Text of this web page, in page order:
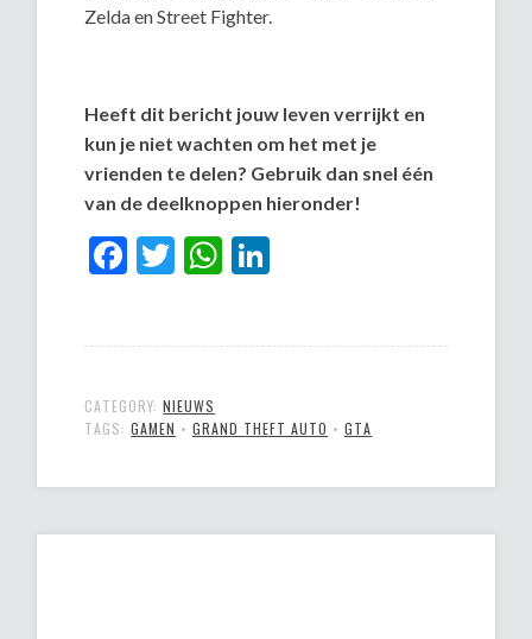
Zelda en Street Fighter.
Heeft dit bericht jouw leven verrijkt en
kun je niet wachten om het met je
vrienden te delen? Gebruik dan snel één
van de deelknoppen hieronder!
Facebook
TwitterWhatsApp
CATEGORY:NIEUWS
TAGS:GAMEN •GRAND THEFT AUTO •GTA